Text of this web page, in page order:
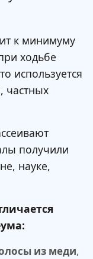
к минимуму
ходьбе
используется
частных
получили
науке,
из меди,